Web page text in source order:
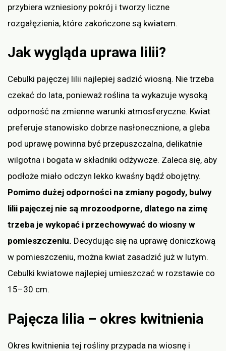
przybiera wzniesiony pokrój i tworzy liczne
rozgałęzienia, które zakończone są kwiatem.
Jak wygląda uprawa lilii?
Cebulki pajęczej lilii najlepiej sadzić wiosną. Nie trzeba
czekać do lata, ponieważ roślina ta wykazuje wysoką
odporność na zmienne warunki atmosferyczne. Kwiat
preferuje stanowisko dobrze nasłonecznione, a gleba
pod uprawę powinna być przepuszczalna, delikatnie
wilgotna i bogata w składniki odżywcze. Zaleca się, aby
podłoże miało odczyn lekko kwaśny bądź obojętny.
Pomimo dużej odporności na zmiany pogody, bulwy
lilii pajęczej nie są mrozoodporne, dlatego na zimę
trzeba je wykopać i przechowywać do wiosny w
pomieszczeniu. Decydując się na uprawę doniczkową
w pomieszczeniu, można kwiat zasadzić już w lutym.
Cebulki kwiatowe najlepiej umieszczać w rozstawie co
15–30 cm.
Pajęcza lilia – okres kwitnienia
Okres kwitnienia tej rośliny przypada na wiosnę i